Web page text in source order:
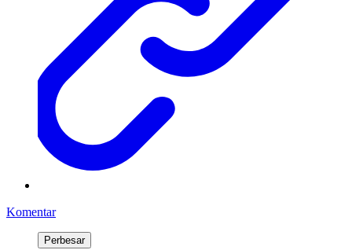
Komentar
Perbesar